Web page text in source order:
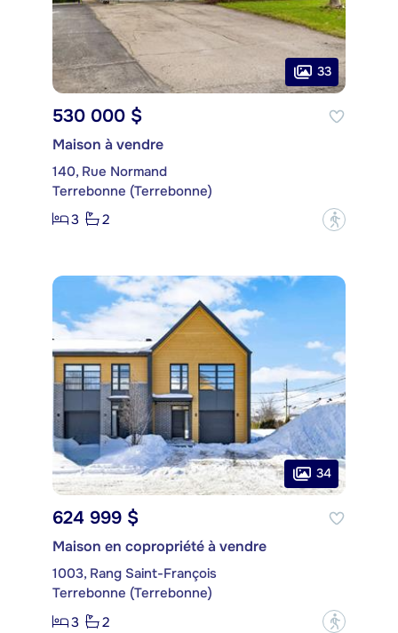
33
530 000 $
Maison à vendre
140, Rue Normand
Terrebonne (Terrebonne)
3
2 ?
34
624 999 $
Maison en copropriété à vendre
1003, Rang Saint-François
Terrebonne (Terrebonne)
3
2 ?